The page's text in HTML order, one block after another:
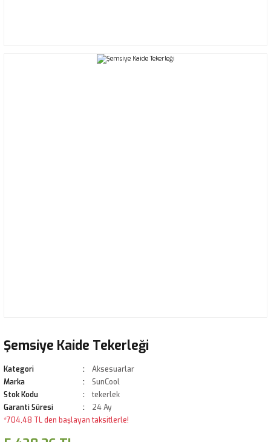
Şemsiye Kaide Tekerleği
Kategori
Aksesuarlar
Marka
SunCool
Stok Kodu
tekerlek
Garanti Süresi
24 Ay
*704,48 TL den başlayan taksitlerle!